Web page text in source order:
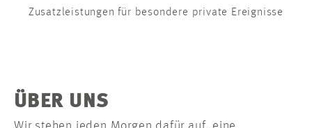
Zusatzleistungen für besondere private Ereignisse
ÜBER UNS